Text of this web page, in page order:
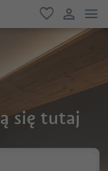
ulubione
link
się tutaj